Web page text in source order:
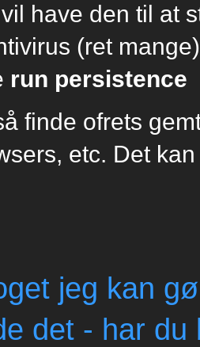
have den til at
(ret
run persistence
finde ofrets
etc. Det
jeg kan
det - har